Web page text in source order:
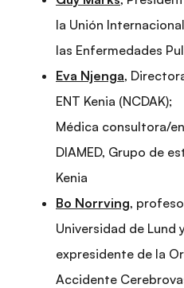
la Unión
las Enfermedades
Eva Njenga,
ENT Kenia (NCDAK);
Médica consultora/
DIAMED, Grupo de
Kenia
Bo Norrving,
Universidad de Lund
expresidente de la
Accidente